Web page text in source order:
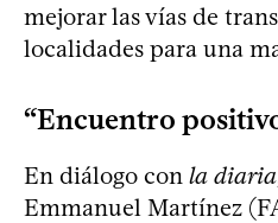
mejorar las vías de
localidades para una
“Encuentro
En diálogo con la diaria
Emmanuel Martínez